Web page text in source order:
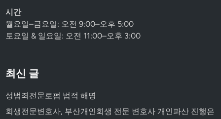
시간
월요일–금요일: 오전 9:00–오후 5:00
토요일 & 일요일: 오전 11:00–오후 3:00
최신 글
성범죄전문로펌 법적 해명
회생전문변호사, 부산개인회생 전문 변호사 개인파산 진행은